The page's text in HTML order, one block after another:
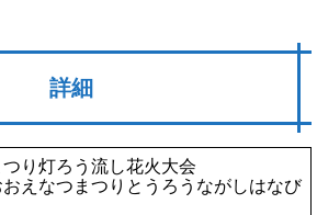
詳細
り灯ろう流し花火大会
おえなつまつりとうろうながしはなび